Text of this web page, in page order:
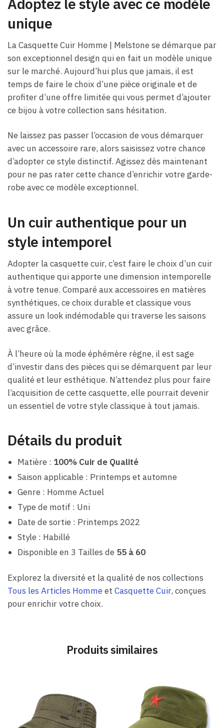
Adoptez le style avec ce modèle
unique
La Casquette Cuir Homme | Melstone se démarque par
son exceptionnel design qui en fait un modèle unique
sur le marché. Aujourd’hui plus que jamais, il est
temps de faire le choix d’une pièce originale et de
profiter d’une offre limitée qui vous permet d’ajouter
ce bijou à votre collection sans hésitation.
Ne laissez pas passer l’occasion de vous démarquer
avec un accessoire rare, alors saisissez votre chance
d’adopter ce style distinctif. Agissez dès maintenant
pour ne pas rater cette chance d’enrichir votre garde-
robe avec ce modèle exceptionnel.
Un cuir authentique pour un
style intemporel
Adopter la casquette cuir, c’est faire le choix d’un cuir
authentique qui apporte une dimension intemporelle
à votre tenue. Comparé aux accessoires en matières
synthétiques, ce choix durable et classique vous
assure un look indémodable qui traverse les saisons
avec grâce.
À l’heure où la mode éphémère règne, il est sage
d’investir dans des pièces qui se démarquent par leur
qualité et leur esthétique. N’attendez plus pour faire
l’acquisition de cette casquette, elle pourrait devenir
un essentiel de votre style classique à tout jamais.
Détails du produit
Matière : 100% Cuir de Qualité
Saison applicable : Printemps et automne
Genre : Homme Actuel
Type de motif : Uni
Date de sortie : Printemps 2022
Style : Habillé
Disponible en 3 Tailles de 55 à 60
Explorez la diversité et la qualité de nos collections
Tous les Articles Hommeet Casquette Cuir, conçues
pour enrichir votre choix.
Produits similaires